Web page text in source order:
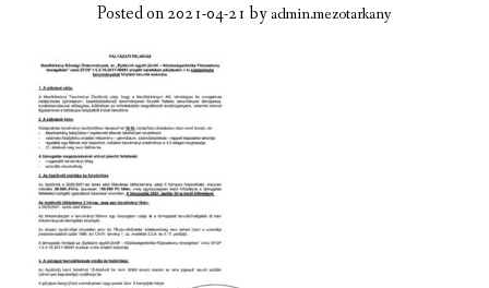
TELEPÜLÉSÜNKRŐL
LÁTNIVALÓK
KAPCSOLAT
ÖNKORMÁNYZAT
KÉPVISELŐ-TESTÜLET
VÁLASZTÁSI INFORMÁCIÓK
Posted on2021-04-21 byadmin.mezotarkany